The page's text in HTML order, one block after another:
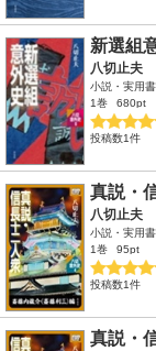
新選組
八切止夫
小説・実用書
1巻
680pt
投稿数1件
真説・
八切止夫
小説・実用
1巻
95pt
投稿数1件
真説・